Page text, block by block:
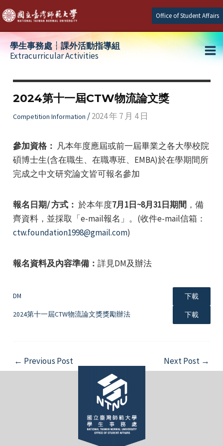
Skip
to
content
Office of Student Affairs
學生事務處┆課外活動指導組
Extracurricular Activities
2024第十一屆CTW物流論文獎
Competition Information /2024 年 7 月 4 日
參加資格： 凡本年度應屆或前一屆畢業之各大學校院
碩博士生(含在職生、在職專班、EMBA)於在學期間所
完成之中文研究論文皆可報名參加
報名日期/ 方式： 於本年度7月1日~8月31日期間，備
齊資料，並採取「e-mail報名」。(收件e-mail信箱：
ctw.foundation1998@gmail.com)
報名資料及內容準備： 詳見DM及辦法
DM 下載
2024第十一屆CTW物流論文獎獎勵辦法 下載
Post
navigation
← Previous Post Next Post →